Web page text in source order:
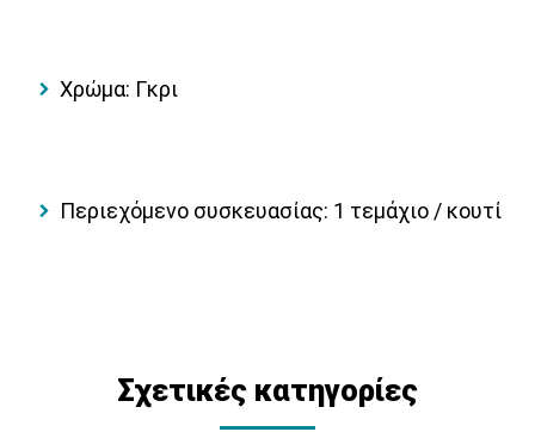
Χρώμα: Γκρι
Περιεχόμενο συσκευασίας: 1 τεμάχιο / κουτί
Σχετικές κατηγορίες